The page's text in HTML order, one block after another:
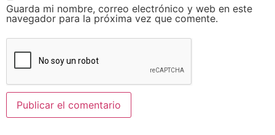
Guarda mi nombre, correo electrónico y web en este
navegador para la próxima vez que comente.